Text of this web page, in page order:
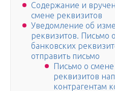
Содержание и
смене реквизитов
Уведомление об
реквизитов. Письмо
банковских
отправить письмо
Письмо о
реквизитов
контрагентам